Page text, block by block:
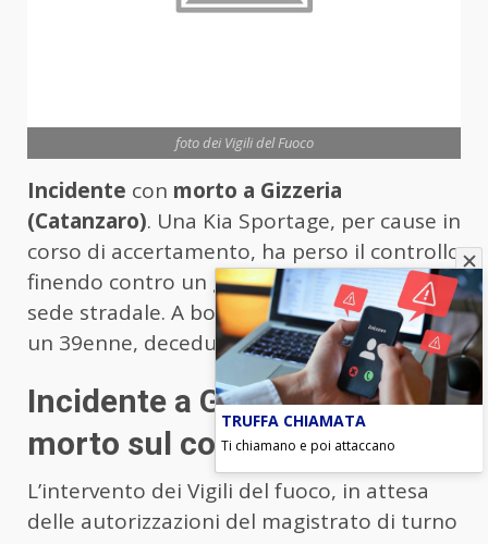
foto dei Vigili del Fuoco
Incidente con morto a Gizzeria
(Catanzaro). Una Kia Sportage, per cause in
corso di accertamento, ha perso il controllo
finendo contro un grosso albero fuori dalla
sede stradale. A bordo il solo conducente,
un 39enne, deceduto sul colpo.
Incidente a Gizzeria, 39enne
morto sul colpo
L’intervento dei Vigili del fuoco, in attesa
delle autorizzazioni del magistrato di turno
TRUFFA CHIAMATA
Ti chiamano e poi attaccano